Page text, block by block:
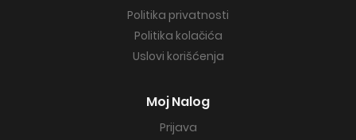
Politika privatnosti
Politika kolačića
Uslovi korišćenja
Moj Nalog
Prijava